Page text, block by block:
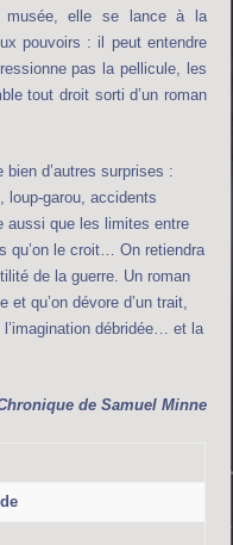
musée, elle se lance à la
pouvoirs : il peut entendre
pas la pellicule, les
tout droit sorti d’un roman
d’autres surprises :
loup-garou, accidents
aussi que les limites entre
qu’on le croit… On retiendra
de la guerre. Un roman
qu’on dévore d’un trait,
débridée… et la
de Samuel Minne